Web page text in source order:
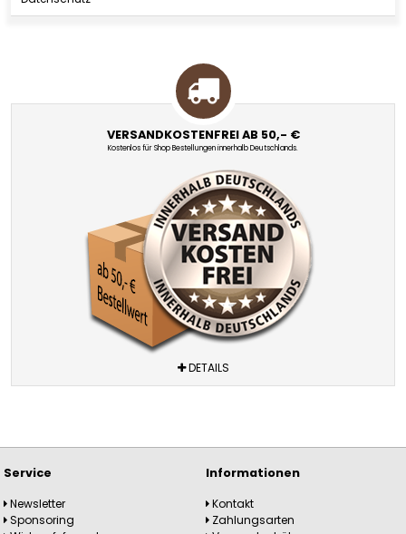
VERSANDKOSTENFREI AB 50,- €
Kostenlos für Shop Bestellungen innerhalb Deutschlands.
DETAILS
Service
Newsletter
Sponsoring
Informationen
Kontakt
Zahlungsarten